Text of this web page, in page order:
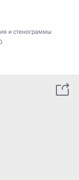
и стенограммы